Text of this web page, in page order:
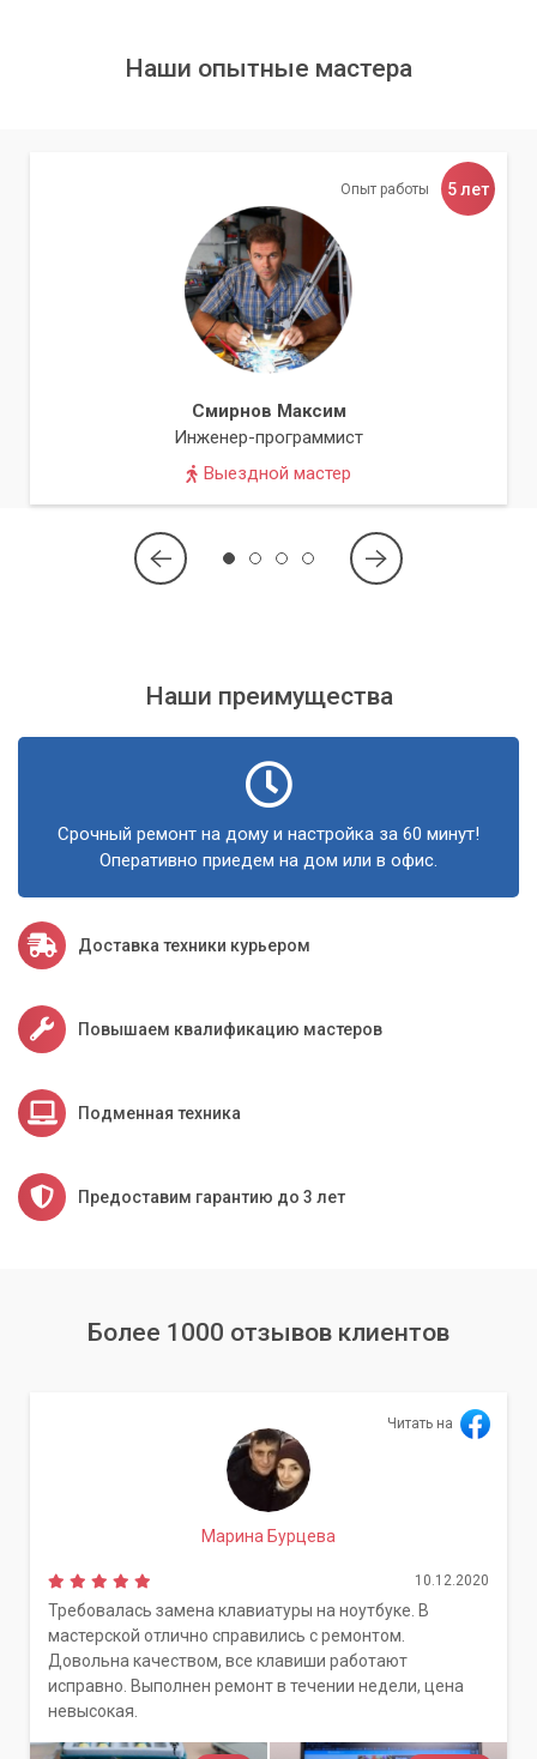
Наши опытные мастера
Опыт работы 5 лет
Смирнов Максим
Инженер-программист
Выездной мастер
Наши преимущества
Срочный ремонт на дому и настройка за 60 минут!
Оперативно приедем на дом или в офис.
Доставка техники курьером
Повышаем квалификацию мастеров
Подменная техника
Предоставим гарантию до 3 лет
Более 1000 отзывов клиентов
Читать на
Марина Бурцева
10.12.2020
Требовалась замена клавиатуры на ноутбуке. В
мастерской отлично справились с ремонтом.
Довольна качеством, все клавиши работают
исправно. Выполнен ремонт в течении недели, цена
невысокая.